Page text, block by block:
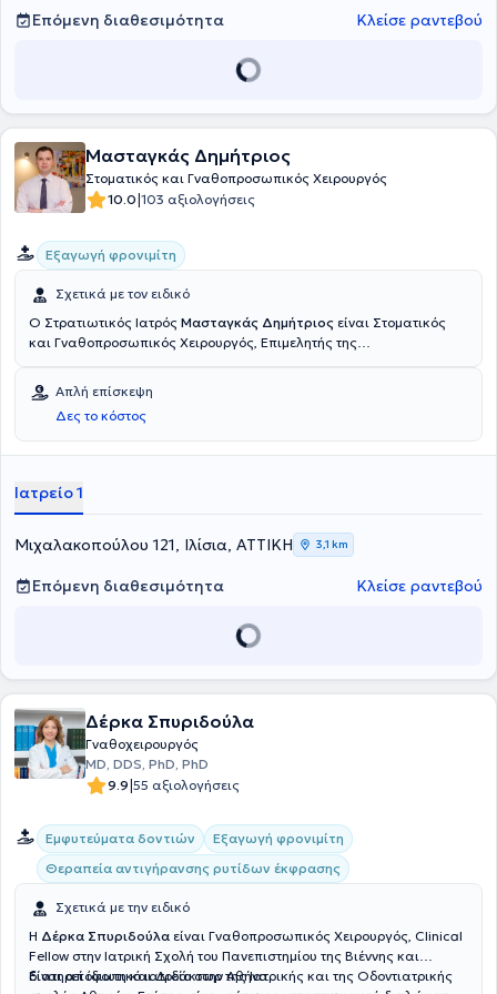
Επόμενη διαθεσιμότητα Κλείσε ραντεβού
Μασταγκάς Δημήτριος
Στοματικός και Γναθοπροσωπικός Χειρουργός
10.0|103 αξιολογήσεις
Εξαγωγή φρονιμίτη
Σχετικά με τον ειδικό
Ο Στρατιωτικός Ιατρός Μασταγκάς Δημήτριος είναι Στοματικός
και Γναθοπροσωπικός Χειρουργός, Επιμελητής της
Στρατιωτικού Νοσοκομείου Αθηνών. Είναι απόφοιτος της
Στρατιωτικής Σχολής Αξιωματικών Σωμάτων (Σ.Σ.Α.Σ.), πτυχιούχος
της Ιατρικής και Οδοντιατρικής Σχολής του Αριστοτελείου
Πανεπιστημίου Θεσσαλονίκης, ειδικευθείς στην Πανεπιστημιακή
και στο Γενικό Νοσοκομείο Αττικής ΚΑΤ. Συνεργάζεται με τις
ιδιωτικές κλινικές "Υγεία" και Ευρωκλινική Αθηνών. Χειρουργεί
του τραχήλου, εξασκώντας την πλέον σύγχρονη χειρουργική
Απλή επίσκεψη
Δες το κόστος
Ιατρείο 1
Μιχαλακοπούλου 121, Ιλίσια, ΑΤΤΙΚΗ 3,1 km
Επόμενη διαθεσιμότητα Κλείσε ραντεβού
Δέρκα Σπυριδούλα
Γναθοχειρουργός
MD, DDS, PhD, PhD
9.9|55 αξιολογήσεις
Εμφυτεύματα δοντιών
Εξαγωγή φρονιμίτη
Θεραπεία αντιγήρανσης ρυτίδων έκφρασης
Σχετικά με την ειδικό
Η Δέρκα Σπυριδούλα είναι Γναθοπροσωπικός Χειρουργός, Clinical
Fellow στην Ιατρική Σχολή του Πανεπιστημίου της Βιέννης και
διατηρεί ιδιωτικό ιατρείο στην Αθήνα.
Είναι απόφοιτη και Διδάκτωρ της Ιατρικής και της Οδοντιατρικής